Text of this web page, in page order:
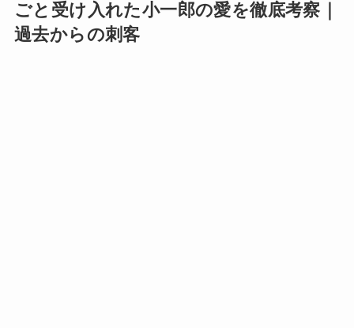
ごと受け入れた小一郎の愛を徹底考察｜
過去からの刺客